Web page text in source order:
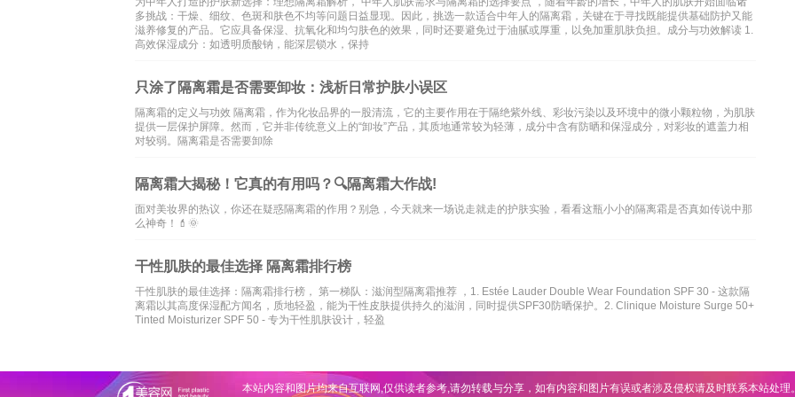
多挑战：干燥、细纹、色斑和肤色不均等问题日益显现。因此，挑选一款适合中年人的隔离霜，关键在于寻找既能提供基础防护又能
滋养修复的产品。它应具备保湿、抗氧化和均匀肤色的效果，同时还要避免过于油腻或厚重，以免加重肌肤负担。成分与功效解读 1.
高效保湿成分：如透明质酸钠，能深层锁水，保持
只涂了隔离霜是否需要卸妆：浅析日常护肤小误区
隔离霜的定义与功效 隔离霜，作为化妆品界的一股清流，它的主要作用在于隔绝紫外线、彩妆污染以及环境中的微小颗粒物，为肌肤
提供一层保护屏障。然而，它并非传统意义上的“卸妆”产品，其质地通常较为轻薄，成分中含有防晒和保湿成分，对彩妆的遮盖力相
对较弱。隔离霜是否需要卸除
隔离霜大揭秘！它真的有用吗？🔍隔离霜大作战!
面对美妆界的热议，你还在疑惑隔离霜的作用？别急，今天就来一场说走就走的护肤实验，看看这瓶小小的隔离霜是否真如传说中那
么神奇！💄🌞
干性肌肤的最佳选择 隔离霜排行榜
干性肌肤的最佳选择：隔离霜排行榜， 第一梯队：滋润型隔离霜推荐 ，1. Estée Lauder Double Wear Foundation SPF 30 - 这款隔
离霜以其高度保湿配方闻名，质地轻盈，能为干性皮肤提供持久的滋润，同时提供SPF30防晒保护。2. Clinique Moisture Surge 50+
Tinted Moisturizer SPF 50 - 专为干性肌肤设计，轻盈
本站内容和图片均来自互联网,仅供读者参考,请勿转载与分享，如有内容和图片有误或者涉及侵权请及时联系本站处理